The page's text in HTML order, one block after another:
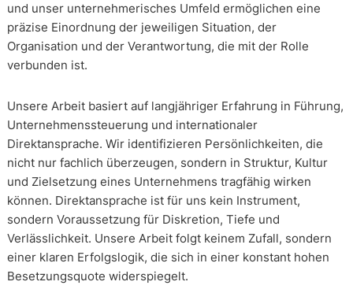
und unser unternehmerisches Umfeld ermöglichen eine
präzise Einordnung der jeweiligen Situation, der
Organisation und der Verantwortung, die mit der Rolle
verbunden ist.
Unsere Arbeit basiert auf langjähriger Erfahrung in Führung,
Unternehmenssteuerung und internationaler
Direktansprache. Wir identifizieren Persönlichkeiten, die
nicht nur fachlich überzeugen, sondern in Struktur, Kultur
und Zielsetzung eines Unternehmens tragfähig wirken
können. Direktansprache ist für uns kein Instrument,
sondern Voraussetzung für Diskretion, Tiefe und
Verlässlichkeit. Unsere Arbeit folgt keinem Zufall, sondern
einer klaren Erfolgslogik, die sich in einer konstant hohen
Besetzungsquote widerspiegelt.